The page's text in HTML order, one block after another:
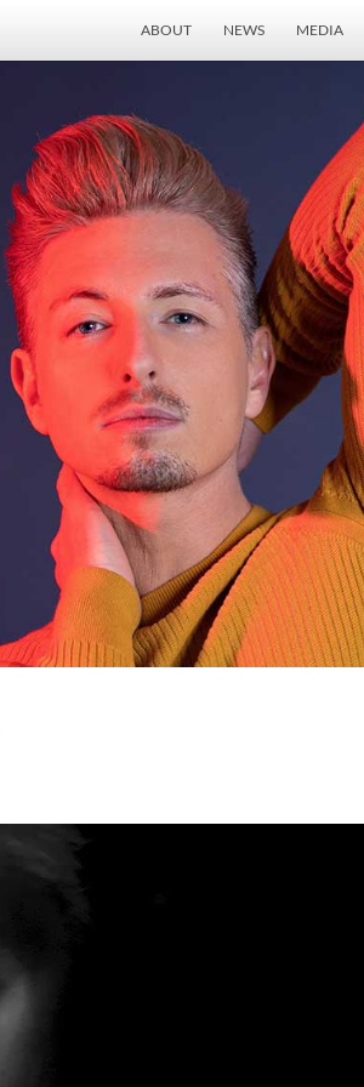
ABOUT NEWS MEDIA